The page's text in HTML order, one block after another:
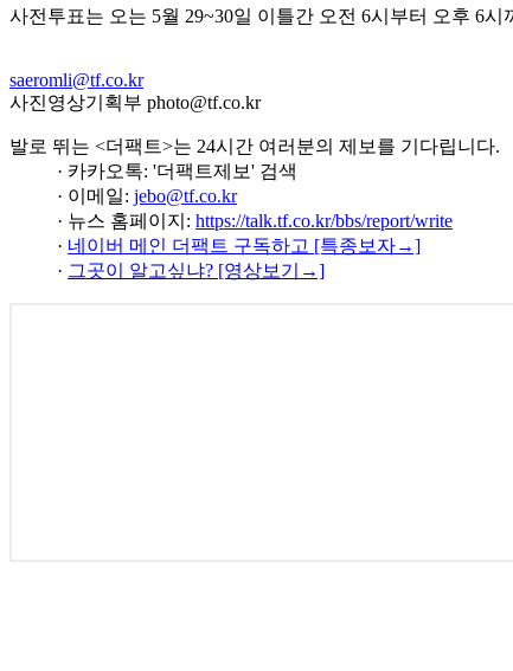
사전투표는 오는 5월 29~30일 이틀간 오전 6시부터 오후 6시
saeromli@tf.co.kr
사진영상기획부 photo@tf.co.kr
발로 뛰는 <더팩트>는 24시간 여러분의 제보를 기다립니다.
· 카카오톡: '더팩트제보' 검색
· 이메일: jebo@tf.co.kr
· 뉴스 홈페이지: https://talk.tf.co.kr/bbs/report/write
· 네이버 메인 더팩트 구독하고 [특종보자→]
· 그곳이 알고싶냐? [영상보기→]